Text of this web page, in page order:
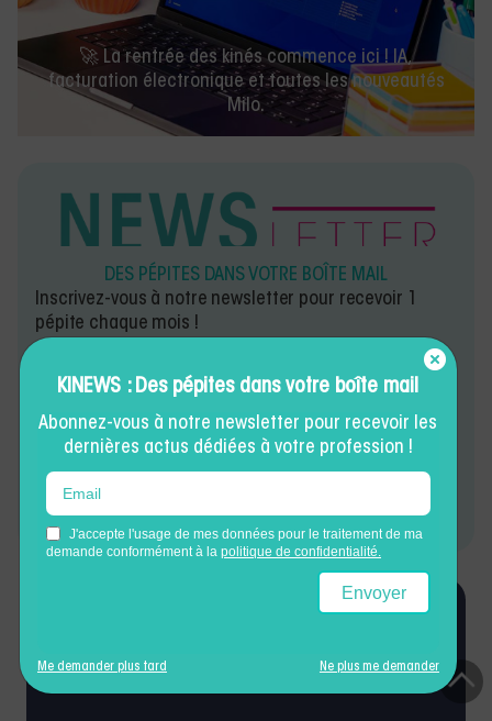
Remettre le mouvement au cœur du soin :
comprendre et intégrer l’Activité Physique Adaptée
en kiné
DES PÉPITES DANS VOTRE BOÎTE MAIL
Inscrivez-vous à notre newsletter pour recevoir 1
pépite chaque mois !
commentaire
Partager l'article
KINEWS : Des pépites dans votre boîte mail
Abonnez-vous à notre newsletter pour recevoir les
dernières actus dédiées à votre profession !
Me demander plus tard Ne plus me demander